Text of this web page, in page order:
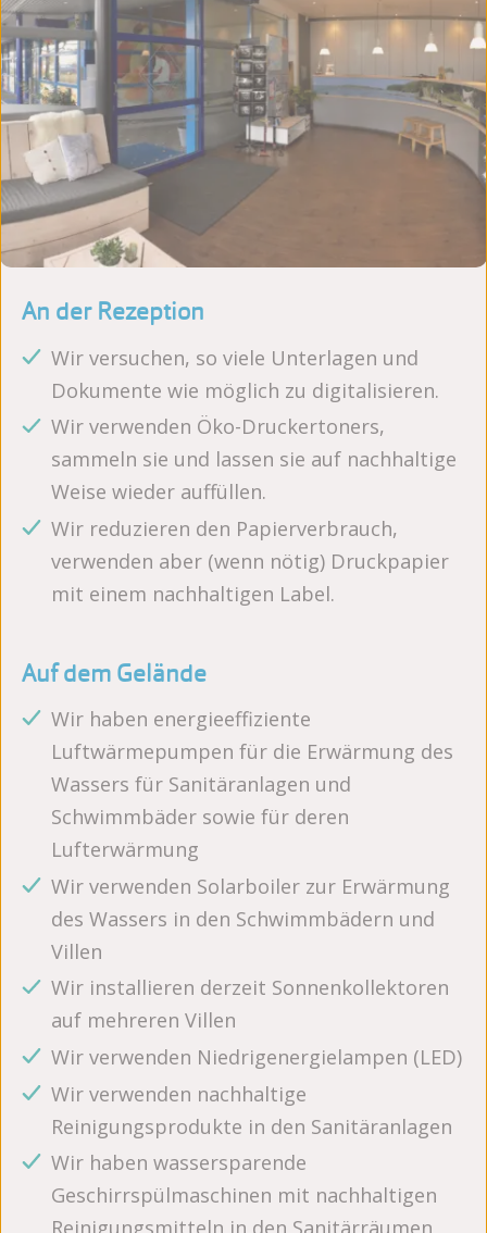
An der Rezeption
Wir versuchen, so viele Unterlagen und
Dokumente wie möglich zu digitalisieren.
Wir verwenden Öko-Druckertoners,
sammeln sie und lassen sie auf nachhaltige
Weise wieder auffüllen.
Wir reduzieren den Papierverbrauch,
verwenden aber (wenn nötig) Druckpapier
mit einem nachhaltigen Label.
Auf dem Gelände
Wir haben energieeffiziente
Luftwärmepumpen für die Erwärmung des
Wassers für Sanitäranlagen und
Schwimmbäder sowie für deren
Lufterwärmung
Wir verwenden Solarboiler zur Erwärmung
des Wassers in den Schwimmbädern und
Villen
Wir installieren derzeit Sonnenkollektoren
auf mehreren Villen
Wir verwenden Niedrigenergielampen (LED)
Wir verwenden nachhaltige
Reinigungsprodukte in den Sanitäranlagen
Wir haben wassersparende
Geschirrspülmaschinen mit nachhaltigen